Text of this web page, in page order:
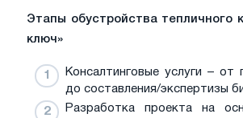
Этапы обустройства тепличного
ключ»
Консалтинговые услуги – от
до составления/экспертизы
Разработка проекта на